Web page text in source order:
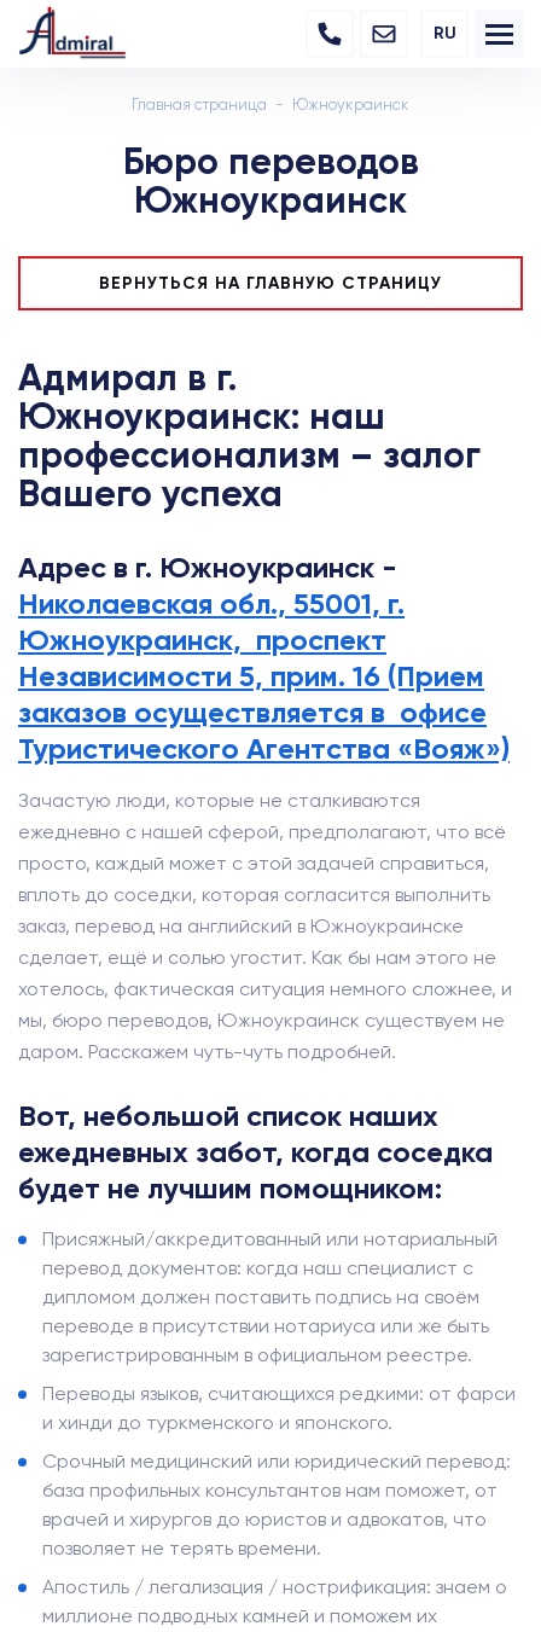
RU
Главная страница Южноукраинск
Бюро переводов
Южноукраинск
ВЕРНУТЬСЯ НА ГЛАВНУЮ СТРАНИЦУ
Адмирал в г.
Южноукраинск: наш
профессионализм – залог
Вашего успеха
Адрес в г. Южноукраинск -
Николаевская обл., 55001, г.
Южноукраинск, проспект
Независимости 5, прим. 16 (Прием
заказов осуществляется в офисе
Туристического Агентства «Вояж»)
Зачастую люди, которые не сталкиваются
ежедневно с нашей сферой, предполагают, что всё
просто, каждый может с этой задачей справиться,
вплоть до соседки, которая согласится выполнить
заказ, перевод на английский в Южноукраинске
сделает, ещё и солью угостит. Как бы нам этого не
хотелось, фактическая ситуация немного сложнее, и
мы, бюро переводов, Южноукраинск существуем не
даром. Расскажем чуть-чуть подробней.
Вот, небольшой список наших
ежедневных забот, когда соседка
будет не лучшим помощником:
Присяжный/аккредитованный или нотариальный
перевод документов: когда наш специалист с
дипломом должен поставить подпись на своём
переводе в присутствии нотариуса или же быть
зарегистрированным в официальном реестре.
Переводы языков, считающихся редкими: от фарси
и хинди до туркменского и японского.
Срочный медицинский или юридический перевод:
база профильных консультантов нам поможет, от
врачей и хирургов до юристов и адвокатов, что
позволяет не терять времени.
Апостиль / легализация / нострификация: знаем о
миллионе подводных камней и поможем их